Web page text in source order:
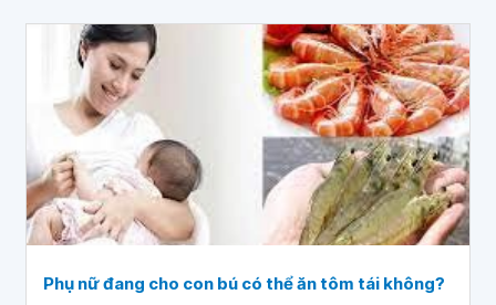
Phụ nữ đang cho con bú có thể ăn tôm tái không?